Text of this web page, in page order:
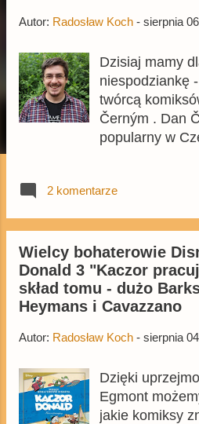
Autor: Radosław Koch - sierpnia
Dzisiaj mamy
niespodziankę
twórcą
Černým . Dan
popularny w
komiksy dla
historiami z
Media. W
czeskim rynku
zbierający
116-stronicowy
był nim
też łatwo
2 komentarze
Wielcy bohaterowie
Donald 3 "Kaczor
skład tomu - dużo
Heymans i Cavazzano
Autor: Radosław Koch - sierpnia
Dzięki
Egmont
jakie komiksy